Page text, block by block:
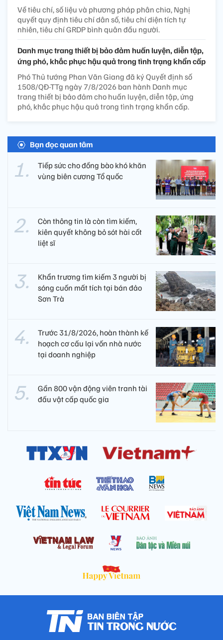
Về tiêu chí, số liệu và phương pháp phân chia, Nghị
quyết quy định tiêu chí dân số, tiêu chí diện tích tự
nhiên, tiêu chí GRDP bình quân đầu người.
Danh mục trang thiết bị bảo đảm huấn luyện, diễn tập,
ứng phó, khắc phục hậu quả trong tình trạng khẩn cấp
Phó Thủ tướng Phan Văn Giang đã ký Quyết định số
1508/QĐ-TTg ngày 7/8/2026 ban hành Danh mục
trang thiết bị bảo đảm cho huấn luyện, diễn tập, ứng
phó, khắc phục hậu quả trong tình trạng khẩn cấp.
Bạn đọc quan tâm
Tiếp sức cho đồng bào khó khăn
vùng biên cương Tổ quốc
Còn thông tin là còn tìm kiếm,
kiên quyết không bỏ sót hài cốt
liệt sĩ
Khẩn trương tìm kiếm 3 người bị
sóng cuốn mất tích tại bán đảo
Sơn Trà
Trước 31/8/2026, hoàn thành kế
hoạch cơ cấu lại vốn nhà nước
tại doanh nghiệp
Gần 800 vận động viên tranh tài
đấu vật cấp quốc gia